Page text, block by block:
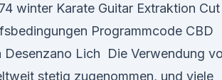
winter Karate Guitar Extraktion Cut
Programmcode CBD
Desenzano Lich Die Verwendung
stetig zugenommen, und viele